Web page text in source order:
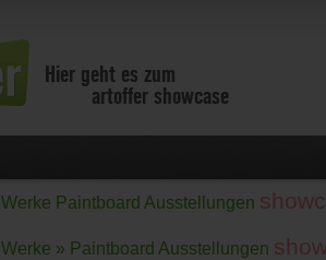
Hier geht es zum
artoffer showcase
Werke Paintboard Ausstellungen
Werke » Paintboard Ausstellungen